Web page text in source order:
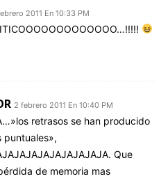
2011 En 10:33 PM
2 febrero 2011 En 10:40 PM
retrasos se han producido
puntuales»,
Que
de memoria mas